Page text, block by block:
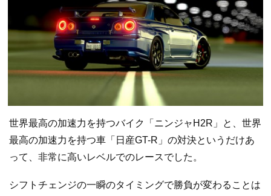
世界最高の加速力を持つバイク「ニンジャH2R」と、世界
最高の加速力を持つ車「日産GT-R」の対決というだけあ
って、非常に高いレベルでのレースでした。
シフトチェンジの一瞬のタイミングで勝負が変わることは